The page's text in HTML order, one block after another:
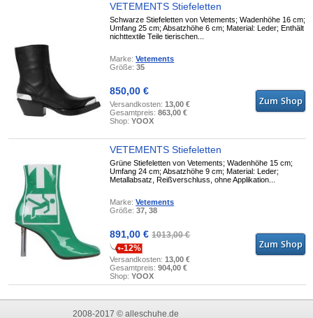
VETEMENTS Stiefeletten
Schwarze Stiefeletten von Vetements; Wadenhöhe 16 cm;
Umfang 25 cm; Absatzhöhe 6 cm; Material: Leder; Enthält
nichttextile Teile tierischen...
Marke:Vetements
Größe:35
850,00 €
Versandkosten:13,00 €
Gesamtpreis:863,00 €
Shop:YOOX
VETEMENTS Stiefeletten
Grüne Stiefeletten von Vetements; Wadenhöhe 15 cm;
Umfang 24 cm; Absatzhöhe 9 cm; Material: Leder;
Metallabsatz, Reißverschluss, ohne Applikation...
Marke:Vetements
Größe:37, 38
891,00 €1013,00 €
-12%
Versandkosten:13,00 €
Gesamtpreis:904,00 €
Shop:YOOX
2008-2017 © alleschuhe.de